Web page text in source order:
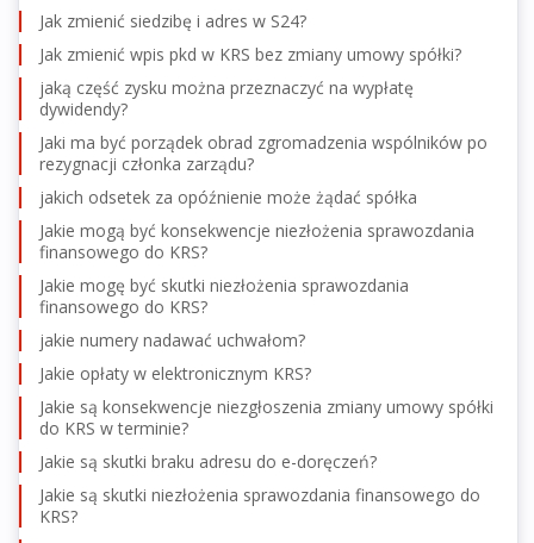
Jak zmienić siedzibę i adres w S24?
Jak zmienić wpis pkd w KRS bez zmiany umowy spółki?
jaką część zysku można przeznaczyć na wypłatę
dywidendy?
Jaki ma być porządek obrad zgromadzenia wspólników po
rezygnacji członka zarządu?
jakich odsetek za opóźnienie może żądać spółka
Jakie mogą być konsekwencje niezłożenia sprawozdania
finansowego do KRS?
Jakie mogę być skutki niezłożenia sprawozdania
finansowego do KRS?
jakie numery nadawać uchwałom?
Jakie opłaty w elektronicznym KRS?
Jakie są konsekwencje niezgłoszenia zmiany umowy spółki
do KRS w terminie?
Jakie są skutki braku adresu do e-doręczeń?
Jakie są skutki niezłożenia sprawozdania finansowego do
KRS?